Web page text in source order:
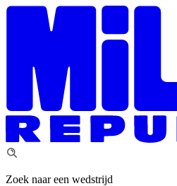
Zoek naar een wedstrijd